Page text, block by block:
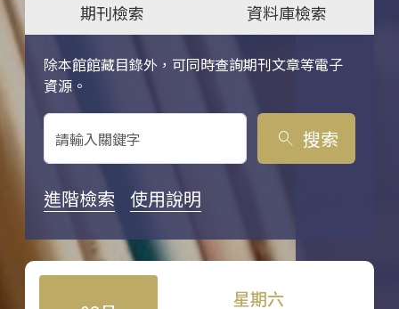
期刊檢索
資料庫檢索
除本館館藏目錄外，可同時查詢期刊文章等電子
資源。
關鍵字搜尋
search 搜索
進階檢索 使用說明
星期六